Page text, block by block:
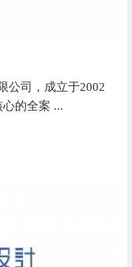
司，成立于2002
的全案 ...